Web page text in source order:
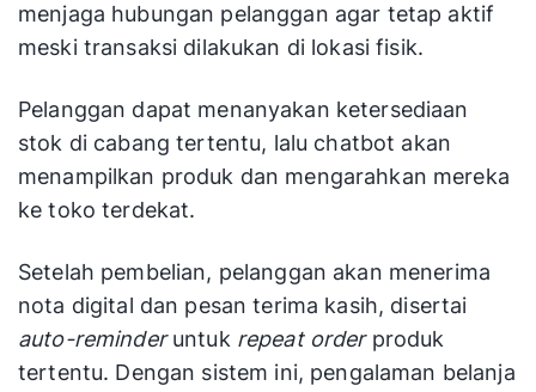
menjaga hubungan pelanggan agar tetap aktif
meski transaksi dilakukan di lokasi fisik.
Pelanggan dapat menanyakan ketersediaan
stok di cabang tertentu, lalu chatbot akan
menampilkan produk dan mengarahkan mereka
ke toko terdekat.
Setelah pembelian, pelanggan akan menerima
nota digital dan pesan terima kasih, disertai
auto-reminderuntuk repeat orderproduk
tertentu. Dengan sistem ini, pengalaman belanja